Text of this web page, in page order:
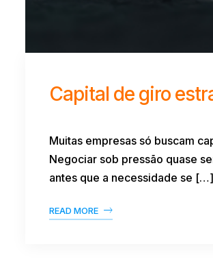
Capital de giro
Muitas empresas só buscam
Negociar sob pressão quase
antes que a necessidade se […]
READ MORE